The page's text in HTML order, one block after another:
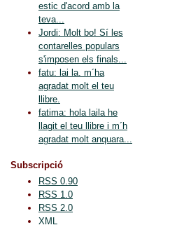
estic d'acord amb la
teva...
Jordi: Molt bo! Sí les
contarelles populars
s'imposen els finals...
fatu: lai la. m´ha
agradat molt el teu
llibre.
fatima: hola laila he
llagit el teu llibre i m´h
agradat molt anquara...
Subscripció
RSS 0.90
RSS 1.0
RSS 2.0
XML